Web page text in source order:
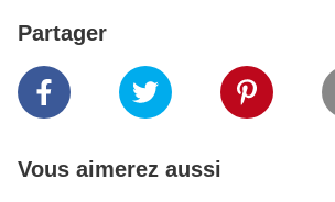
Partager
Vous aimerez aussi